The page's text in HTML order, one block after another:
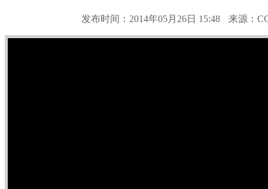
发布时间：2014年05月26日 15:48 来源：